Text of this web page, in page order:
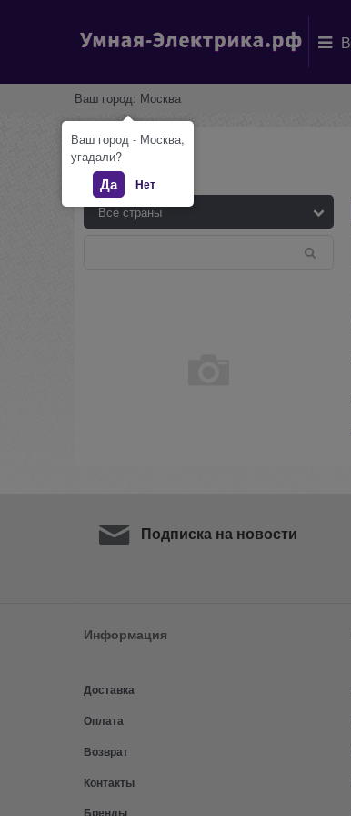
Ваш город: Москва
Бренды
Подписка на новости
Информация
Доставка
Оплата
Возврат
Контакты
Бренды
Ваш город - Москва,
угадали?
Да Нет